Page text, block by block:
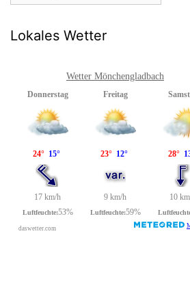
Lokales Wetter
Wetter Mönchengladbach